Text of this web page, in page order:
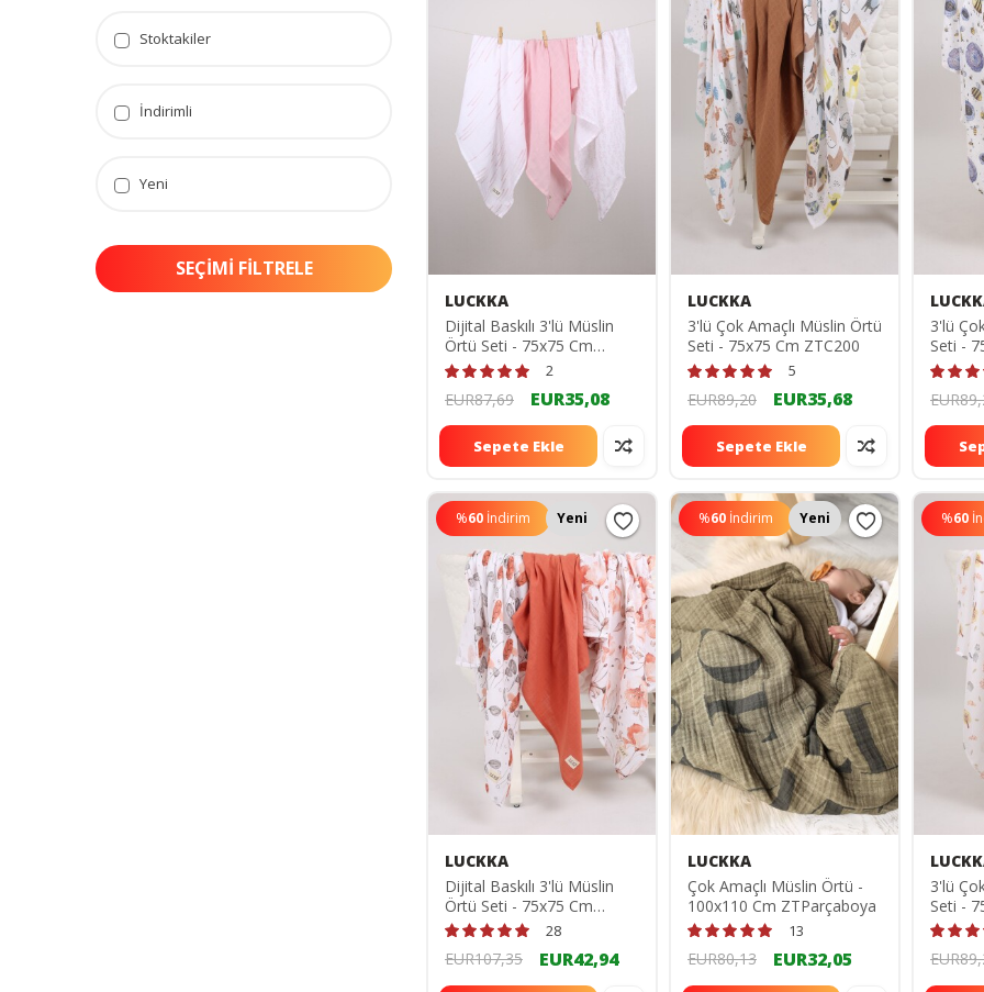
Stoktakiler
İndirimli
Yeni
SEÇIMI FILTRELE
LUCKKA
Dijital Baskılı 3'lü Müslin
Örtü Seti - 75x75 Cm
ZT2000
2
EUR87,69 EUR35,08
Sepete Ekle
LUCKKA
3'lü Çok Amaçlı Müslin Örtü
Seti - 75x75 Cm ZTC200
5
EUR89,20 EUR35,68
Sepete Ekle
3'lü
Seti -
%60 İndirim Yeni
LUCKKA
Dijital Baskılı 3'lü Müslin
Örtü Seti - 75x75 Cm
ZT5000
28
EUR107,35 EUR42,94
%60 İndirim Yeni
LUCKKA
Çok Amaçlı Müslin Örtü -
100x110 Cm ZTParçaboya
13
EUR80,13 EUR32,05
%60
3'lü
Seti -